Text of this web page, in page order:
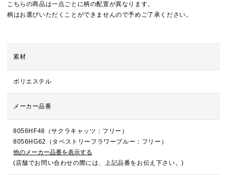
こちらの商品は一点ごとに柄の配置が異なります。
柄はお選びいただくことができませんので予めご了承ください。
素材
ポリエステル
メーカー品番
8056HF48（サクラキャッツ：フリー）
8056HG62（タペストリーフラワーブルー：フリー）
他のメーカー品番を表示する
(店舗でお問い合わせの際には、上記品番をお伝え下さい。)